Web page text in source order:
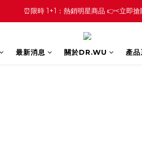
⏰限時 1+1：熱銷明星商品 👉<立即搶
最新消息 關於DR.WU 產品